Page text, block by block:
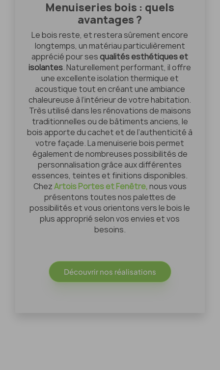
Menuiseries bois : quels
avantages ?
Le bois reste, et restera sûrement encore
longtemps, un matériau particulièrement
apprécié pour ses qualités esthétiques et
isolantes. Naturellement performant, il offre
une excellente isolation thermique et
acoustique tout en créant une ambiance
chaleureuse à l’intérieur de votre habitation.
Très utilisé dans les rénovations de maisons
traditionnelles ou de bâtiments anciens, le
bois apporte du cachet et de l’authenticité à
votre façade. La menuiserie bois permet
également de nombreuses possibilités de
personnalisation grâce aux différentes
essences, teintes et finitions disponibles.
ChezArtois Portes et Fenêtre,nous vous
présentons toutes nos palettes de
possibilités et vous orientons vers le bois le
plus approprié selon vos envies et vos
besoins.
Découvrir nos réalisations